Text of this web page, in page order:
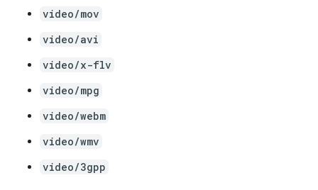
video/mov
video/avi
video/x-flv
video/mpg
video/webm
video/wmv
video/3gpp